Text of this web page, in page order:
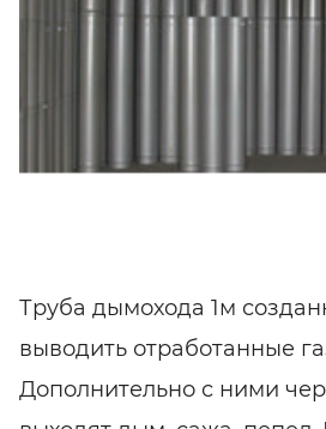
Труба дымохода 1м
выводить отработанные
Дополнительно с ними